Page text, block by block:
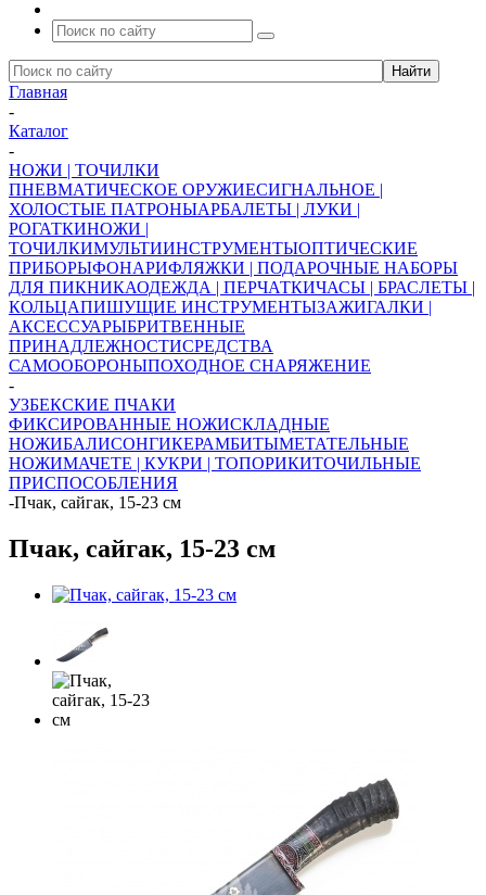
Главная
-
Каталог
-
НОЖИ | ТОЧИЛКИ
ПНЕВМАТИЧЕСКОЕ ОРУЖИЕСИГНАЛЬНОЕ |
ХОЛОСТЫЕ ПАТРОНЫАРБАЛЕТЫ | ЛУКИ |
РОГАТКИНОЖИ |
ТОЧИЛКИМУЛЬТИИНСТРУМЕНТЫОПТИЧЕСКИЕ
ПРИБОРЫФОНАРИФЛЯЖКИ | ПОДАРОЧНЫЕ НАБОРЫ
ДЛЯ ПИКНИКАОДЕЖДА | ПЕРЧАТКИЧАСЫ | БРАСЛЕТЫ |
КОЛЬЦАПИШУЩИЕ ИНСТРУМЕНТЫЗАЖИГАЛКИ |
АКСЕССУАРЫБРИТВЕННЫЕ
ПРИНАДЛЕЖНОСТИСРЕДСТВА
САМООБОРОНЫПОХОДНОЕ СНАРЯЖЕНИЕ
-
УЗБЕКСКИЕ ПЧАКИ
ФИКСИРОВАННЫЕ НОЖИСКЛАДНЫЕ
НОЖИБАЛИСОНГИКЕРАМБИТЫМЕТАТЕЛЬНЫЕ
НОЖИМАЧЕТЕ | КУКРИ | ТОПОРИКИТОЧИЛЬНЫЕ
ПРИСПОСОБЛЕНИЯ
-Пчак, сайгак, 15-23 см
Пчак, сайгак, 15-23 см